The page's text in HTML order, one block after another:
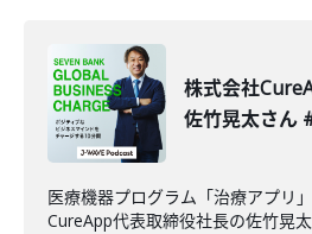
株式会社
佐竹晃太さん
医療機器プログラム「治療アプリ
CureApp代表取締役社長の佐竹晃